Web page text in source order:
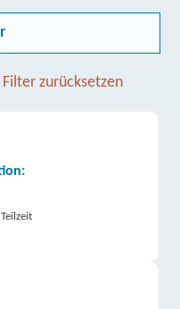
zurücksetzen